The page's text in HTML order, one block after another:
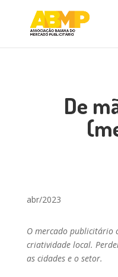
De
abr/2023
O mercado publicitário
criatividade local.
as cidades e o setor.